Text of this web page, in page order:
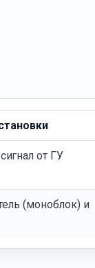
от ГУ
(моноблок) и